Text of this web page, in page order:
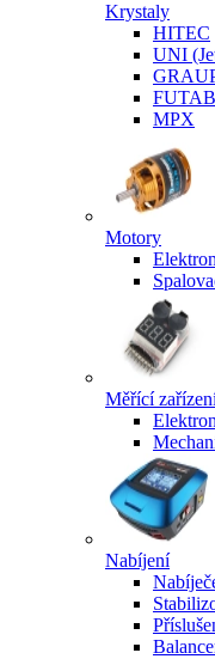
Krystaly
HITEC
UNI
MPX
Motory
Měřící
Nabíjení